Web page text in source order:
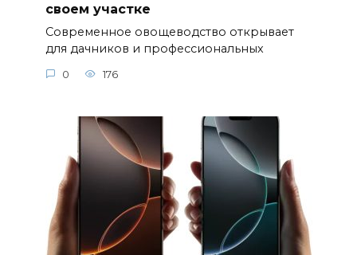
своем участке
Современное овощеводство открывает
для дачников и профессиональных
0 176